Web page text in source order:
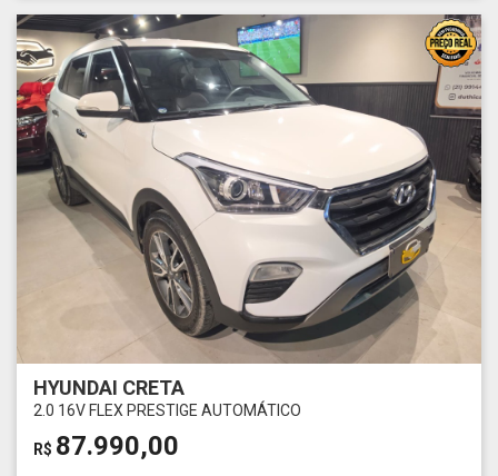
HYUNDAI CRETA
2.0 16V FLEX PRESTIGE AUTOMÁTICO
R$ 87.990,00